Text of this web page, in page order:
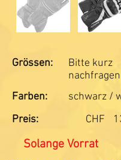
Farben: schwarz /
Grössen:
Bitte kurz
nachfragen
Preis: CHF
Solange Vorrat